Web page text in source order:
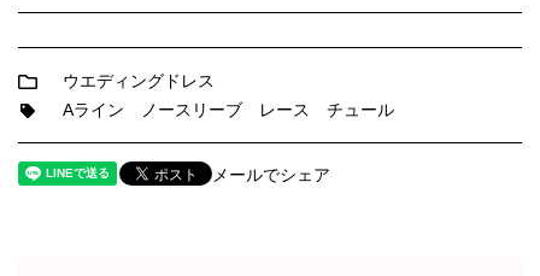
ウエディングドレス
Aライン
ノースリーブ レース チュール
メールでシェア